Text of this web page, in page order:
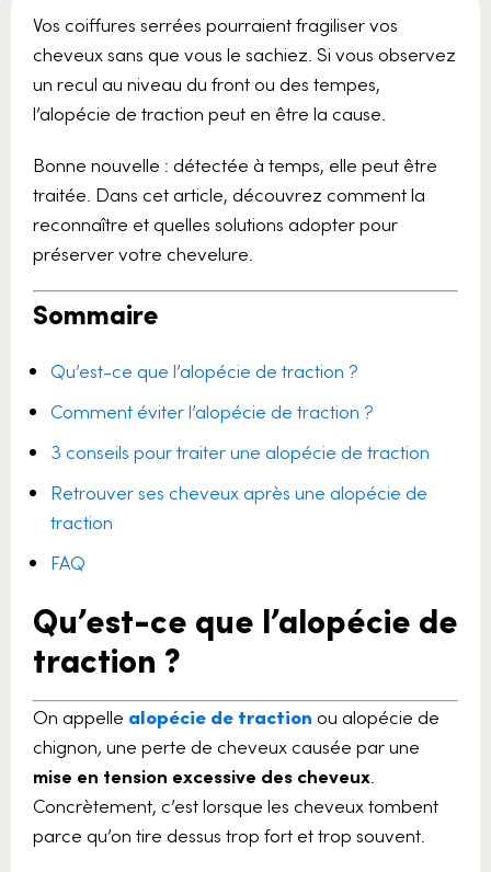
Vos coiffures serrées pourraient fragiliser vos
cheveux sans que vous le sachiez. Si vous observez
un recul au niveau du front ou des tempes,
l’alopécie de traction peut en être la cause.
Bonne nouvelle : détectée à temps, elle peut être
traitée. Dans cet article, découvrez comment la
reconnaître et quelles solutions adopter pour
préserver votre chevelure.
Sommaire
Qu’est-ce que l’alopécie de traction ?
Comment éviter l’alopécie de traction ?
3 conseils pour traiter une alopécie de traction
Retrouver ses cheveux après une alopécie de
traction
FAQ
Qu’est-ce que l’alopécie de
traction ?
On appelle alopécie de traction ou alopécie de
chignon, une perte de cheveux causée par une
mise en tension excessive des cheveux.
Concrètement, c’est lorsque les cheveux tombent
parce qu’on tire dessus trop fort et trop souvent.